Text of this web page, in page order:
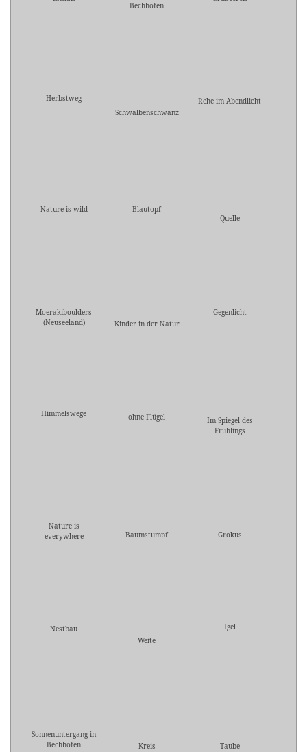
Bechhofen
Herbstweg
Schwalbenschwanz
Rehe im Abendlicht
Nature is wild
Blautopf
Quelle
Moerakiboulders
(Neuseeland)
Kinder in der Natur
Gegenlicht
Himmelswege ohne Flügel
Im Spiegel des
Frühlings
Nature is
everywhere
Baumstumpf Grokus
Nestbau
Weite
Igel
Sonnenuntergang in
Bechhofen
Kreis Taube